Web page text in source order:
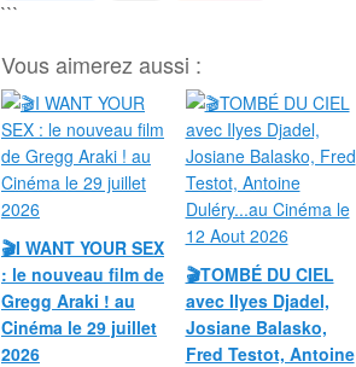
```
Vous aimerez aussi :
🎬I WANT YOUR SEX
: le nouveau film de
Gregg Araki ! au
Cinéma le 29 juillet
2026
🎬TOMBÉ DU CIEL
avec Ilyes Djadel,
Josiane Balasko,
Fred Testot, Antoine